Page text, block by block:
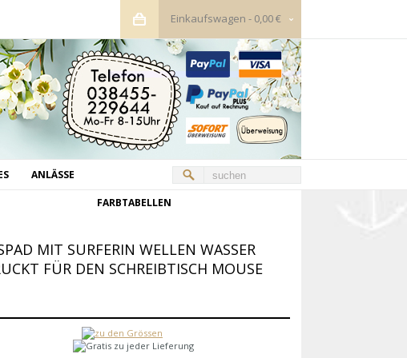
Einkaufswagen - 0,00 €
ANLÄSSE
FARBTABELLEN
MIT SURFERIN WELLEN WASSER
FÜR DEN SCHREIBTISCH MOUSE